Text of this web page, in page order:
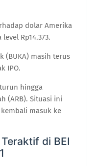
dolar Amerika
Rp14.373.
(BUKA) masih terus
IPO.
hingga
(ARB). Situasi ini
masuk ke
di BEI